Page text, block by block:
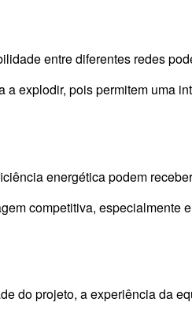
entre diferentes redes
explodir, pois permitem uma
energética podem
competitiva, especialmente
do projeto, a experiência da